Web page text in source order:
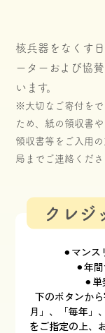
核兵器をなくす
ーターおよび協
います。
※大切なご寄付をで
ため、紙の領収書
領収書等をご入用
局までご連絡くださ
クレジ
⚫︎マンス
⚫︎年
⚫︎
下のボタンか
月」、「毎年」
をご指定の上、